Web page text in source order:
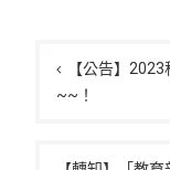
章
導
【公告】
~~！